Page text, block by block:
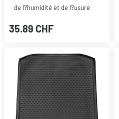
de l?humidité et de l?usure
35.89 CHF